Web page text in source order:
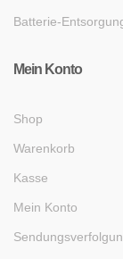
Batterie-
Mein Konto
Shop
Warenkorb
Kasse
Mein Konto